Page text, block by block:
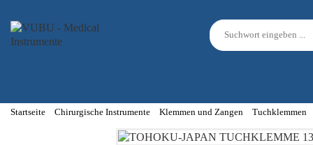
Startseite Chirurgische Instrumente Klemmen und Zangen Tuchklemmen